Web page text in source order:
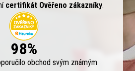
certifikát Ověřeno zákazníky.
98%
obchod svým známým